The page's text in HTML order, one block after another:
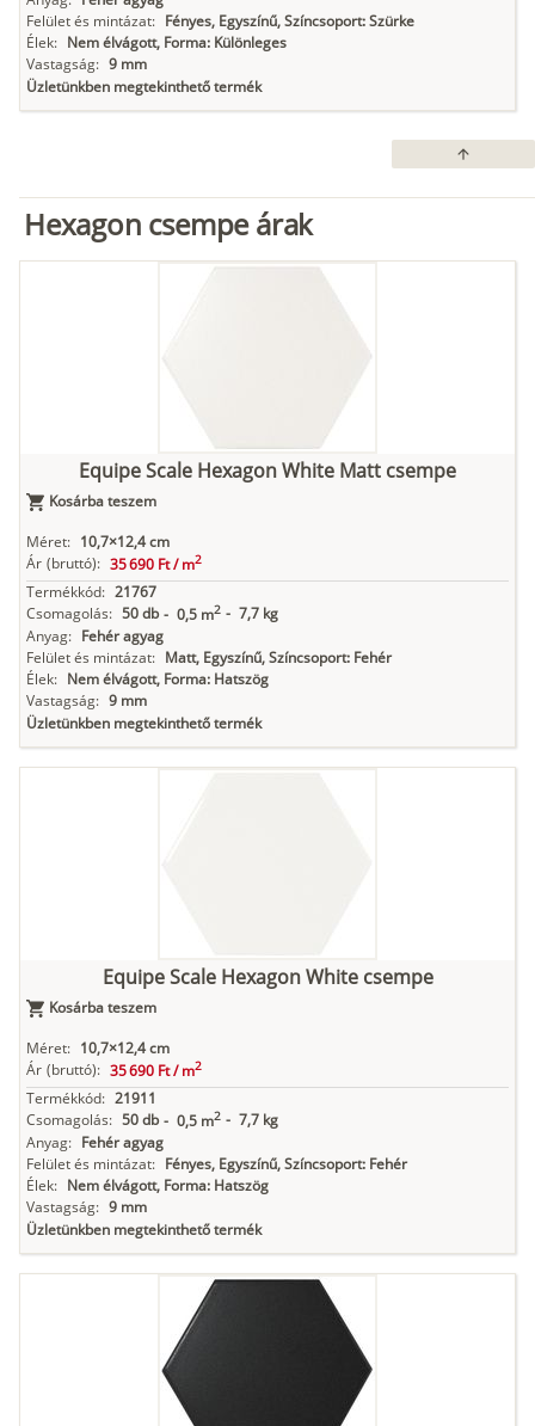
Felület és mintázat: Fényes, Egyszínű, Színcsoport: Szürke
Élek: Nem élvágott, Forma: Különleges
Vastagság: 9 mm
Üzletünkben megtekinthető termék
arrow_upward
Hexagon csempe árak
Equipe Scale Hexagon White Matt csempe
Kosárba teszem
Méret: 10,7×12,4 cm
Ár (bruttó): 35 690 Ft /m2
Termékkód: 21767
Csomagolás: 50 db - 0,5 m2 - 7,7 kg
Anyag: Fehér agyag
Felület és mintázat: Matt, Egyszínű, Színcsoport: Fehér
Élek: Nem élvágott, Forma: Hatszög
Vastagság: 9 mm
Üzletünkben megtekinthető termék
Equipe Scale Hexagon White csempe
Kosárba teszem
Méret: 10,7×12,4 cm
Ár (bruttó): 35 690 Ft /m2
Termékkód: 21911
Csomagolás: 50 db - 0,5 m2 - 7,7 kg
Anyag: Fehér agyag
Felület és mintázat: Fényes, Egyszínű, Színcsoport: Fehér
Élek: Nem élvágott, Forma: Hatszög
Vastagság: 9 mm
Üzletünkben megtekinthető termék